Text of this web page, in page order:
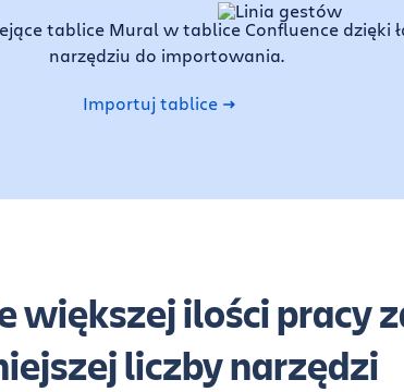
tablice Mural w tablice Confluence dzięki
narzędziu do importowania.
Importuj tablice
większej ilości pracy
liczby narzędzi